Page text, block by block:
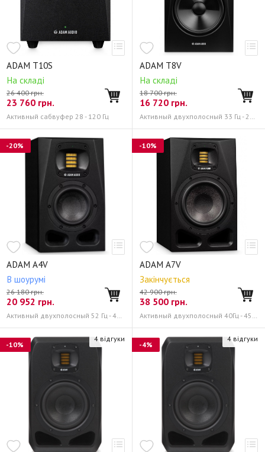
ADAM T10S
На складі
26 400 грн.
23 760 грн.
Активный сабвуфер 28 - 120 Гц
ADAM T8V
На складі
18 700 грн.
16 720 грн.
Активный двухполосный 33 Гц - 25 кГц
ADAM A4V
В шоурумі
26 180 грн.
20 952 грн.
Активный двухполосный 52 Гц - 45 кГц
-20%
ADAM A7V
Закінчується
42 900 грн.
38 500 грн.
Активный двухполосный 40Гц - 45 кГц
-10%
4 відгуки
-10%
4 відгуки
-4%